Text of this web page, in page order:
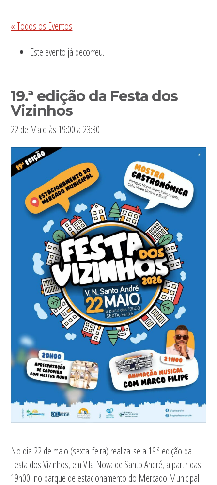
« Todos os Eventos
Este evento já decorreu.
19.ª edição da Festa dos
Vizinhos
22 de Maio às 19:00 a 23:30
No dia 22 de maio (sexta-feira) realiza-se a 19.ª edição da
Festa dos Vizinhos, em Vila Nova de Santo André, a partir das
19h00, no parque de estacionamento do Mercado Municipal.
Sidebar